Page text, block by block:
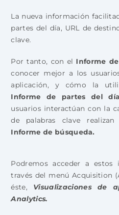
La nueva información
partes del día, URL de
clave.
Por tanto, con el Informe
conocer mejor a los
aplicación, y cómo la
Informe de partes del
usuarios interactúan con la
de palabras clave
Informe de búsqueda.
Podremos acceder a estos
través del menú Acquisition
éste, Visualizaciones de
Analytics.